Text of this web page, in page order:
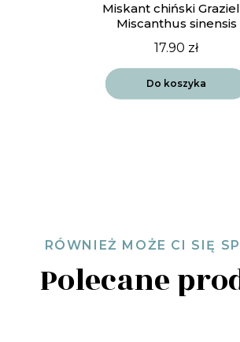
Miskant chiński
Miscanthus sinensis
17.90 zł
Do koszyka
RÓWNIEŻ MOŻE CI SIĘ
Polecane